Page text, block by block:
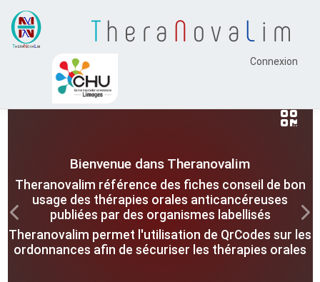
Thera N ova L im
Connexion
Bienvenue dans Theranovalim
Theranovalim référence des fiches conseil de bon
usage des thérapies orales anticancéreuses
publiées par des organismes labellisés
Theranovalim permet l'utilisation de QrCodes sur les
ordonnances afin de sécuriser les thérapies orales
Previous